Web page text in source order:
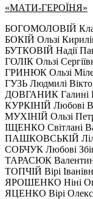
«МАТИ-ГЕРОЇНЯ»
БОГОМОЛОВІЙ Кларі
БОКІЙ Ользі
БУТКОВІЙ Надії
ГОЛІК Ользі
ГРИНЮК Ользі
ГУЗЬ Людмилі
ДОВГАНИК Галині
КУРКІНІЙ Любові
МУХІНІЙ Ользі
ІЩЕНКО Світлані
ПАШКОВСЬКІЙ Лілії
СОБЧУК Любові
ТАРАСЮК Валентині
ТОПЧІЙ Вірі
ЯРОШЕНКО Ніні
ЯЦЕНКО Вірі